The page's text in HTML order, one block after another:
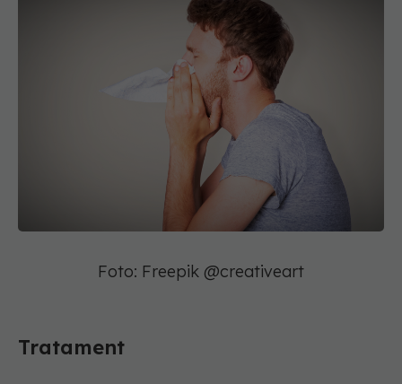
Foto: Freepik @creativeart
Tratament